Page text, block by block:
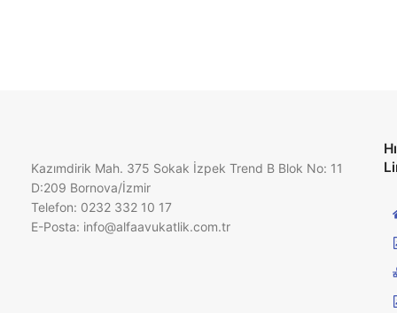
Kazımdirik Mah. 375 Sokak İzpek Trend B Blok No: 11
D:209 Bornova/İzmir
Telefon: 0232 332 10 17
E-Posta: info@alfaavukatlik.com.tr